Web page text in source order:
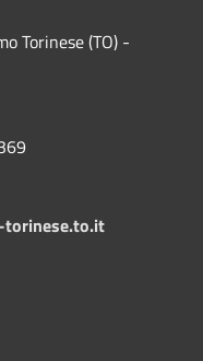
Torinese (TO) -
torinese.to.it